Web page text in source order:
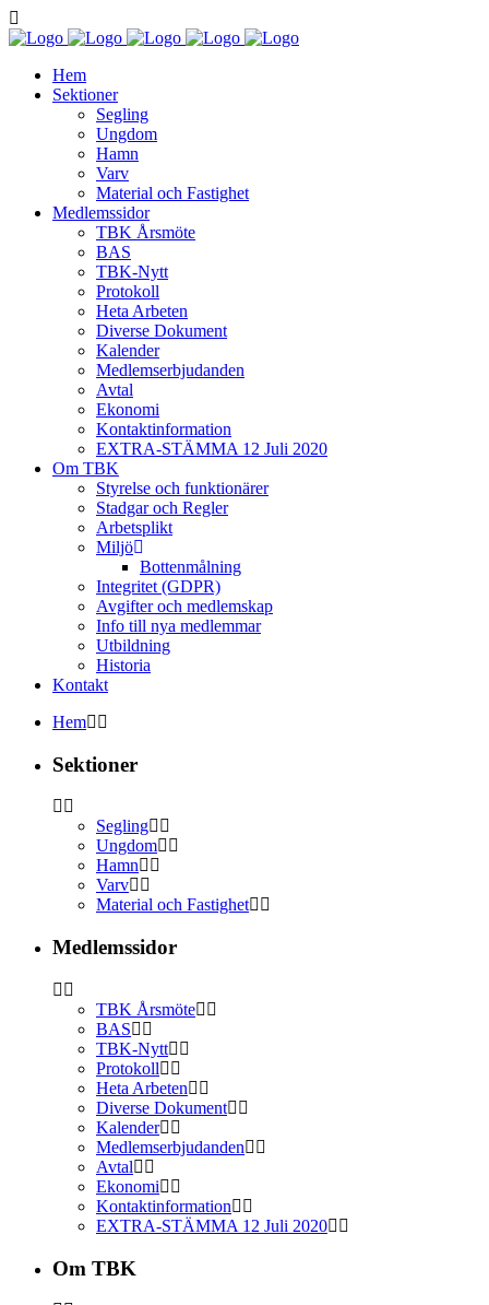
Hem
Sektioner
Segling
Ungdom
Hamn
Varv
Material och Fastighet
Medlemssidor
TBK Årsmöte
BAS
TBK-Nytt
Protokoll
Heta Arbeten
Diverse Dokument
Kalender
Medlemserbjudanden
Avtal
Ekonomi
Kontaktinformation
EXTRA-STÄMMA 12 Juli 2020
Om TBK
Styrelse och funktionärer
Stadgar och Regler
Arbetsplikt
Miljö
Bottenmålning
Integritet (GDPR)
Avgifter och medlemskap
Info till nya medlemmar
Utbildning
Historia
Kontakt
Hem
Sektioner
Segling
Ungdom
Hamn
Varv
Material och Fastighet
Medlemssidor
TBK Årsmöte
BAS
TBK-Nytt
Protokoll
Heta Arbeten
Diverse Dokument
Kalender
Medlemserbjudanden
Avtal
Ekonomi
Kontaktinformation
EXTRA-STÄMMA 12 Juli 2020
Om TBK